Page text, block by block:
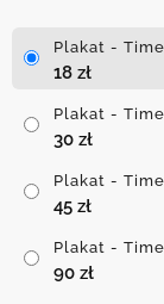
Plakat -
18 zł
Plakat -
30 zł
Plakat -
45 zł
Plakat -
90 zł